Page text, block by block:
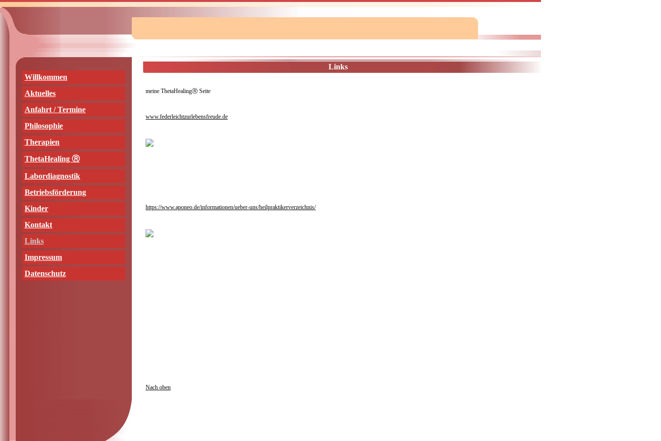
Willkommen
Aktuelles
Anfahrt / Termine
Philosophie
Therapien
ThetaHealing Ⓡ
Labordiagnostik
Betriebsförderung
Kinder
Kontakt
Links
Impressum
Datenschutz
Links
meine ThetaHealingⓇ Seite
www.federleichtzurlebensfreude.de
https://www.aponeo.de/informationen/ueber-uns/heilpraktikerverzeichnis/
Nach oben